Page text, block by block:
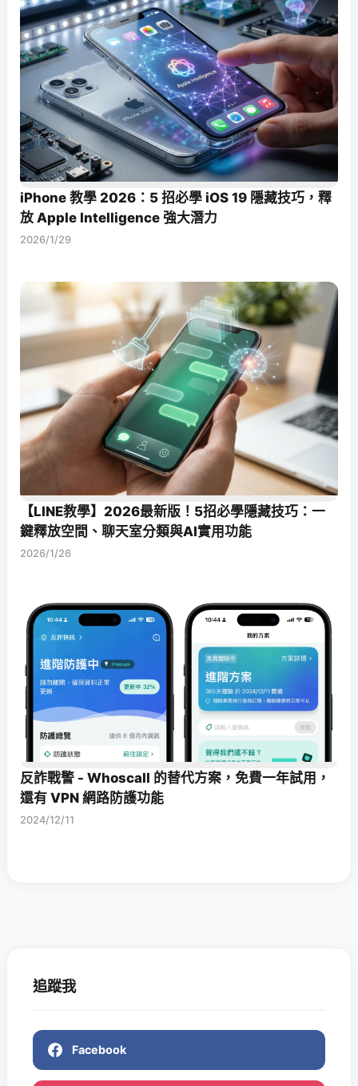
iPhone 教學 2026：5 招必學 iOS 19 隱藏技巧，釋
放 Apple Intelligence 強大潛力
2026/1/29
【LINE教學】2026最新版！5招必學隱藏技巧：一
鍵釋放空間、聊天室分類與AI實用功能
2026/1/26
反詐戰警 - Whoscall 的替代方案，免費一年試用，
還有 VPN 網路防護功能
2024/12/11
追蹤我
Facebook